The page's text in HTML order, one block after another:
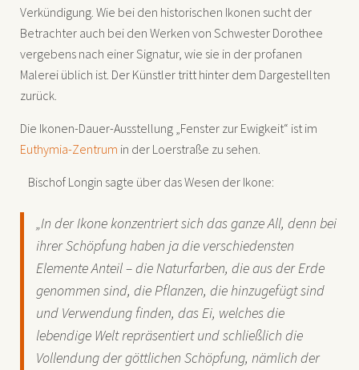
Verkündigung. Wie bei den historischen Ikonen sucht der
Betrachter auch bei den Werken von Schwester Dorothee
vergebens nach einer Signatur, wie sie in der profanen
Malerei üblich ist. Der Künstler tritt hinter dem Dargestellten
zurück.
Die Ikonen-Dauer-Ausstellung „Fenster zur Ewigkeit“ ist im
Euthymia-Zentrum in der Loerstraße zu sehen.
Bischof Longin sagte über das Wesen der Ikone:
„In der Ikone konzentriert sich das ganze All, denn bei
ihrer Schöpfung haben ja die verschiedensten
Elemente Anteil – die Naturfarben, die aus der Erde
genommen sind, die Pflanzen, die hinzugefügt sind
und Verwendung finden, das Ei, welches die
lebendige Welt repräsentiert und schließlich die
Vollendung der göttlichen Schöpfung, nämlich der